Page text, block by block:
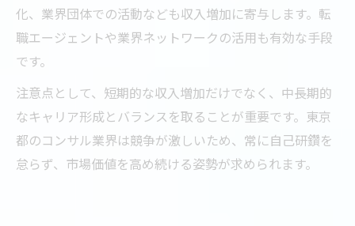
化、業界団体での活動なども収入増加に寄与します。転
職エージェントや業界ネットワークの活用も有効な手段
です。
注意点として、短期的な収入増加だけでなく、中長期的
なキャリア形成とバランスを取ることが重要です。東京
都のコンサル業界は競争が激しいため、常に自己研鑽を
怠らず、市場価値を高め続ける姿勢が求められます。